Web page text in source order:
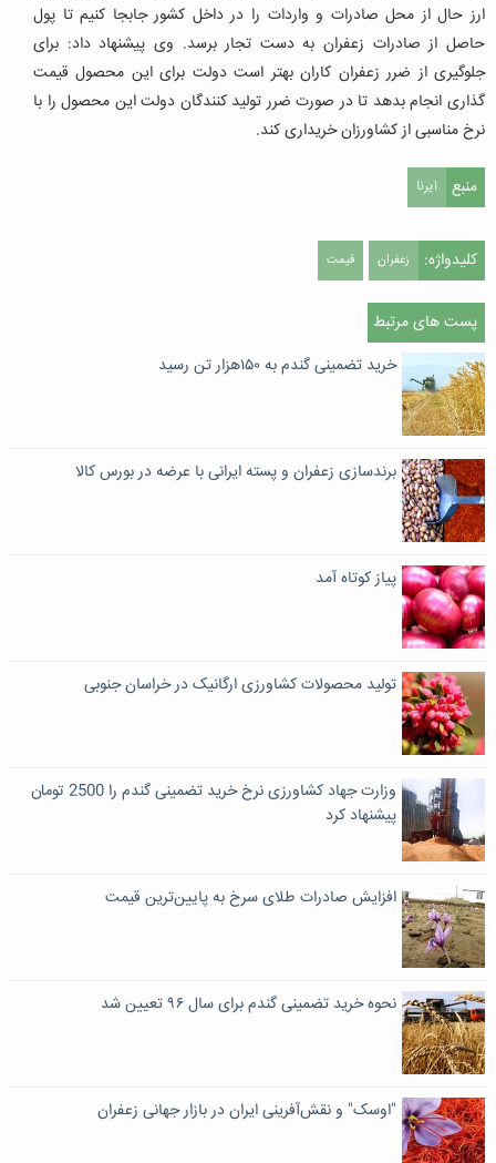
ارز حال از محل صادرات و واردات را در داخل کشور جابجا کنیم تا پول
حاصل از صادرات زعفران به دست تجار برسد. وی پیشنهاد داد: برای
جلوگیری از ضرر زعفران کاران بهتر است دولت برای این محصول قیمت
گذاری انجام بدهد تا در صورت ضرر تولید کنندگان دولت این محصول را با
نرخ مناسبی از کشاورزان خریداری کند.
منبع ایرنا
کلیدواژه: زعفران قیمت
پست های مرتبط
خرید تضمینی گندم به ۱۵۰هزار تن رسید
برندسازی زعفران و پسته ایرانی با عرضه در بورس کالا
پیاز کوتاه آمد
تولید محصولات کشاورزی ارگانیک در خراسان جنوبی
وزارت جهاد کشاورزی نرخ خرید تضمینی گندم را 2500 تومان
پیشنهاد کرد
افزایش صادرات طلای سرخ به پایین‌ترین قیمت
نحوه خرید تضمینی گندم برای سال ۹۶ تعیین شد
"اوسک" و نقش‌آفرینی ایران در بازار جهانی زعفران